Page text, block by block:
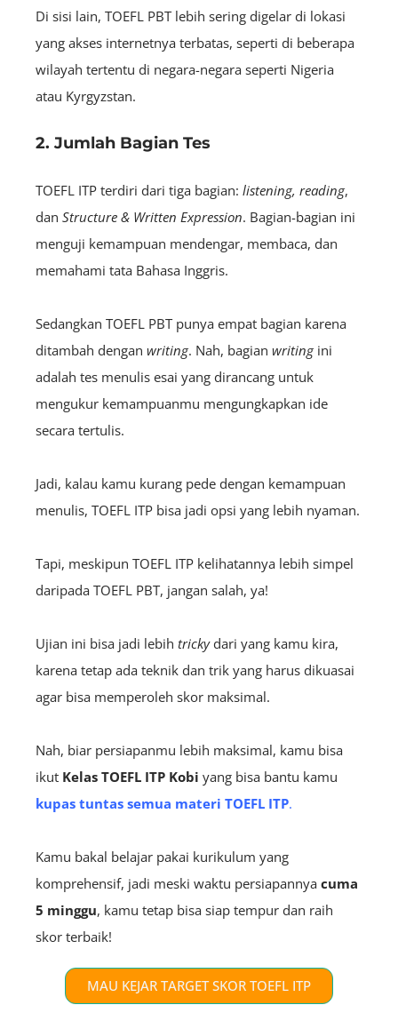
Di sisi lain, TOEFL PBT lebih sering digelar di lokasi
yang akses internetnya terbatas, seperti di beberapa
wilayah tertentu di negara-negara seperti Nigeria
atau Kyrgyzstan.
2. Jumlah Bagian Tes
TOEFL ITP terdiri dari tiga bagian: listening, reading,
dan Structure & Written Expression. Bagian-bagian ini
menguji kemampuan mendengar, membaca, dan
memahami tata Bahasa Inggris.
Sedangkan TOEFL PBT punya empat bagian karena
ditambah dengan writing. Nah, bagian writing ini
adalah tes menulis esai yang dirancang untuk
mengukur kemampuanmu mengungkapkan ide
secara tertulis.
Jadi, kalau kamu kurang pede dengan kemampuan
menulis, TOEFL ITP bisa jadi opsi yang lebih nyaman.
Tapi, meskipun TOEFL ITP kelihatannya lebih simpel
daripada TOEFL PBT, jangan salah, ya!
Ujian ini bisa jadi lebih trickydari yang kamu kira,
karena tetap ada teknik dan trik yang harus dikuasai
agar bisa memperoleh skor maksimal.
Nah, biar persiapanmu lebih maksimal, kamu bisa
ikut Kelas TOEFL ITP Kobi yang bisa bantu kamu
kupas tuntas semua materi TOEFL ITP.
Kamu bakal belajar pakai kurikulum yang
komprehensif, jadi meski waktu persiapannya cuma
5 minggu, kamu tetap bisa siap tempur dan raih
skor terbaik!
MAU KEJAR TARGET SKOR TOEFL ITP